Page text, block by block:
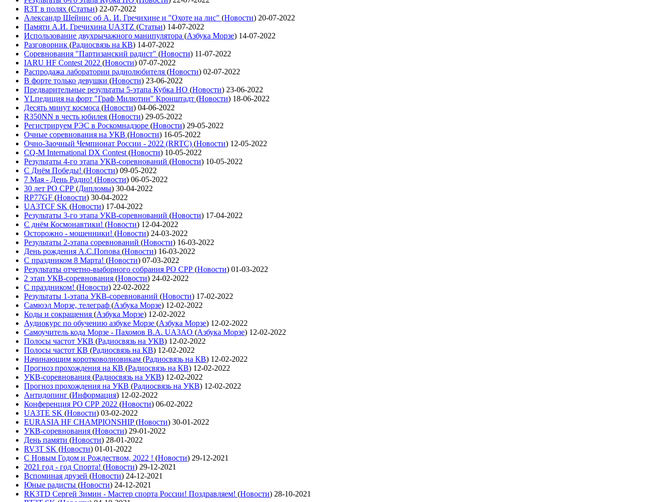
R3T в полях (Статьи) 22-07-2022
Александр Шейнис об А. И. Гречихине и "Охоте на лис" (Новости) 20-07-2022
Памяти А.И. Гречихина UA3TZ (Статьи) 14-07-2022
Использование двухрычажного манипулятора (Азбука Морзе) 14-07-2022
Разговорник (Радиосвязь на КВ) 14-07-2022
Соревнования "Партизанский радист" (Новости) 11-07-2022
IARU HF Contest 2022 (Новости) 07-07-2022
Распродажа лаборатории радиолюбителя (Новости) 02-07-2022
В форте только девушки (Новости) 23-06-2022
Предварительные результаты 5-этапа Кубка НО (Новости) 23-06-2022
YLпедиция на форт "Граф Милютин" Кронштадт (Новости) 18-06-2022
Десять минут космоса (Новости) 04-06-2022
R350NN в честь юбилея (Новости) 29-05-2022
Регистрируем РЭС в Роскомнадзоре (Новости) 29-05-2022
Очные соревнования на УКВ (Новости) 16-05-2022
Очно-Заочный Чемпионат России - 2022 (RRTC) (Новости) 12-05-2022
CQ-M International DX Contest (Новости) 10-05-2022
Результаты 4-го этапа УКВ-соревнований (Новости) 10-05-2022
С Днём Победы! (Новости) 09-05-2022
7 Мая - День Радио! (Новости) 06-05-2022
30 лет РО СРР (Дипломы) 30-04-2022
RP77GF (Новости) 30-04-2022
UA3TCF SK (Новости) 17-04-2022
Результаты 3-го этапа УКВ-соревнований (Новости) 17-04-2022
С днём Космонавтики! (Новости) 12-04-2022
Осторожно - мошенники! (Новости) 24-03-2022
Результаты 2-этапа соревнований (Новости) 16-03-2022
День рождения А.С.Попова (Новости) 16-03-2022
С праздником 8 Марта! (Новости) 07-03-2022
Результаты отчетно-выборного собрания РО СРР (Новости) 01-03-2022
2 этап УКВ-соревнования (Новости) 24-02-2022
С праздником! (Новости) 22-02-2022
Результаты 1-этапа УКВ-соревнований (Новости) 17-02-2022
Самюэл Морзе, телеграф (Азбука Морзе) 12-02-2022
Коды и сокращения (Азбука Морзе) 12-02-2022
Аудиокурс по обучению азбуке Морзе (Азбука Морзе) 12-02-2022
Самоучитель кода Морзе - Пахомов В.А. UA3AO (Азбука Морзе) 12-02-2022
Полосы частот УКВ (Радиосвязь на УКВ) 12-02-2022
Полосы частот КВ (Радиосвязь на КВ) 12-02-2022
Начинающим коротковолновикам (Радиосвязь на КВ) 12-02-2022
Прогноз прохождения на КВ (Радиосвязь на КВ) 12-02-2022
УКВ-соревнования (Радиосвязь на УКВ) 12-02-2022
Прогноз прохождения на УКВ (Радиосвязь на УКВ) 12-02-2022
Антидопинг (Информация) 12-02-2022
Конференция РО СРР 2022 (Новости) 06-02-2022
UA3TE SK (Новости) 03-02-2022
EURASIA HF CHAMPIONSHIP(Новости) 30-01-2022
УКВ-соревнования (Новости) 29-01-2022
День памяти (Новости) 28-01-2022
RV3T SK (Новости) 01-01-2022
С Новым Годом и Рождеством, 2022 ! (Новости) 29-12-2021
2021 год - год Cпорта! (Новости) 29-12-2021
Вспоминая друзей (Новости) 24-12-2021
Юные радисты (Новости) 24-12-2021
RK3TD Сергей Зимин - Мастер спорта России! Поздравляем! (Новости) 28-10-2021